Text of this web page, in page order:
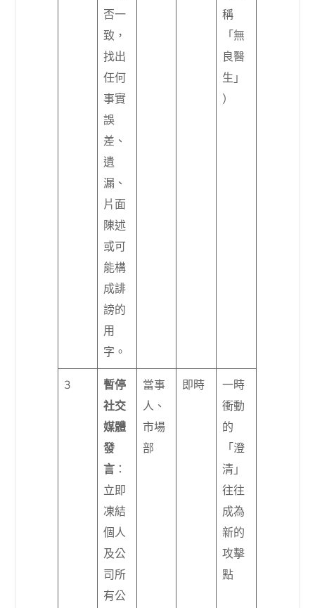
否一
致，
找出
任何
事實
誤
差、
遺
漏、
片面
陳述
或可
能構
成誹
謗的
用
字。
稱
「無
良醫
生」
）
3
暫停
社交
媒體
發
言 ：
立即
凍結
個人
及公
司所
有公
當事
人、
市場
部
即時
一時
衝動
的
「澄
清」
往往
成為
新的
攻擊
點